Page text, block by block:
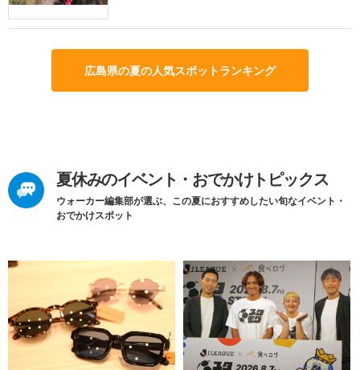
広島県の夏の人気スポットランキング
夏休みのイベント・おでかけトピックス
ウォーカー編集部が選ぶ、この夏におすすめしたい旬なイベント・
おでかけスポット